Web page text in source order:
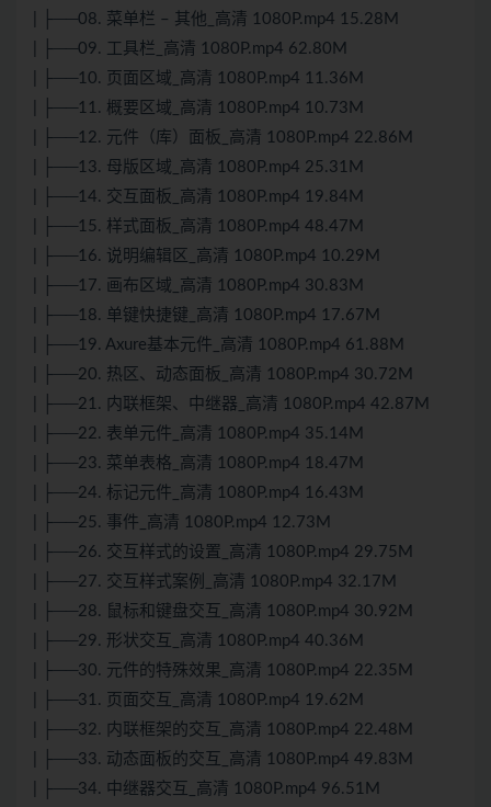
| ├──08. 菜单栏 – 其他_高清 1080P.mp4 15.28M
| ├──09. 工具栏_高清 1080P.mp4 62.80M
| ├──10. 页面区域_高清 1080P.mp4 11.36M
| ├──11. 概要区域_高清 1080P.mp4 10.73M
| ├──12. 元件（库）面板_高清 1080P.mp4 22.86M
| ├──13. 母版区域_高清 1080P.mp4 25.31M
| ├──14. 交互面板_高清 1080P.mp4 19.84M
| ├──15. 样式面板_高清 1080P.mp4 48.47M
| ├──16. 说明编辑区_高清 1080P.mp4 10.29M
| ├──17. 画布区域_高清 1080P.mp4 30.83M
| ├──18. 单键快捷键_高清 1080P.mp4 17.67M
| ├──19. Axure基本元件_高清 1080P.mp4 61.88M
| ├──20. 热区、动态面板_高清 1080P.mp4 30.72M
| ├──21. 内联框架、中继器_高清 1080P.mp4 42.87M
| ├──22. 表单元件_高清 1080P.mp4 35.14M
| ├──23. 菜单表格_高清 1080P.mp4 18.47M
| ├──24. 标记元件_高清 1080P.mp4 16.43M
| ├──25. 事件_高清 1080P.mp4 12.73M
| ├──26. 交互样式的设置_高清 1080P.mp4 29.75M
| ├──27. 交互样式案例_高清 1080P.mp4 32.17M
| ├──28. 鼠标和键盘交互_高清 1080P.mp4 30.92M
| ├──29. 形状交互_高清 1080P.mp4 40.36M
| ├──30. 元件的特殊效果_高清 1080P.mp4 22.35M
| ├──31. 页面交互_高清 1080P.mp4 19.62M
| ├──32. 内联框架的交互_高清 1080P.mp4 22.48M
| ├──33. 动态面板的交互_高清 1080P.mp4 49.83M
| ├──34. 中继器交互_高清 1080P.mp4 96.51M